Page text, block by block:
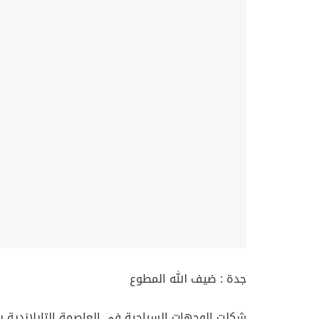
جدة : ضيف الله المطوع